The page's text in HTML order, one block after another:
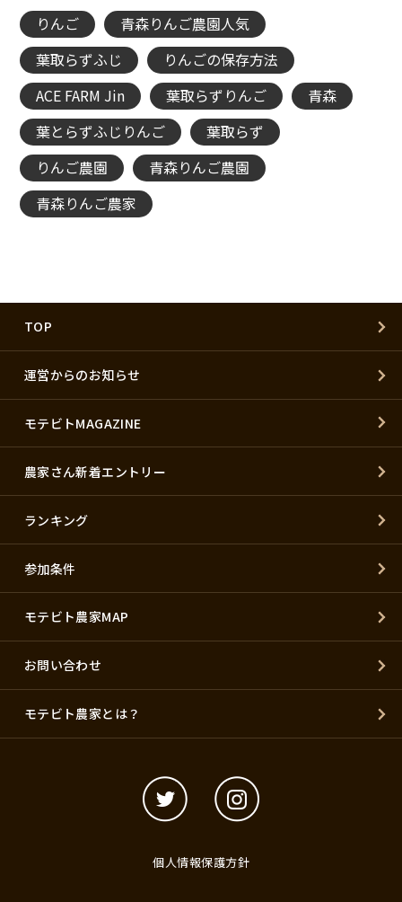
りんご
青森りんご農園人気
葉取らずふじ
りんごの保存方法
ACE FARM Jin
葉取らずりんご
青森
葉とらずふじりんご
葉取らず
りんご農園
青森りんご農園
青森りんご農家
TOP
運営からのお知らせ
モテビトMAGAZINE
農家さん新着エントリー
ランキング
参加条件
モテビト農家MAP
お問い合わせ
モテビト農家とは？
個人情報保護方針